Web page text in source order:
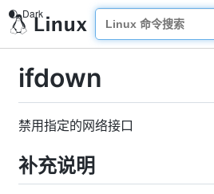
ifdown
禁用指定的网络接口
补充说明